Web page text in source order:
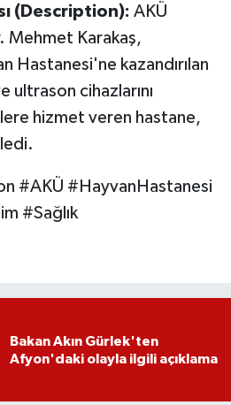
(Description): AKÜ
Mehmet Karakaş,
Hastanesi'ne kazandırılan
cihazlarını
hizmet veren hastane,
#AKÜ #HayvanHastanesi
#Sağlık
Bakan Akın Gürlek'ten
Afyon'daki olayla ilgili açıklama